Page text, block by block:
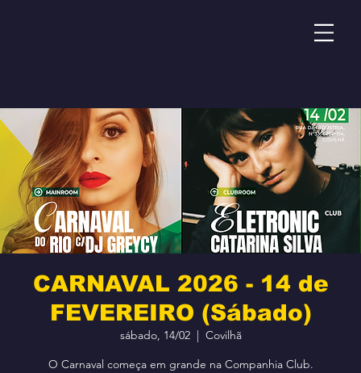
CARNAVAL 2026 - 14 de
FEVEREIRO (Sábado)
sábado, 14/02
  |
Covilhã
O Carnaval começa em grande na Companhia Club.